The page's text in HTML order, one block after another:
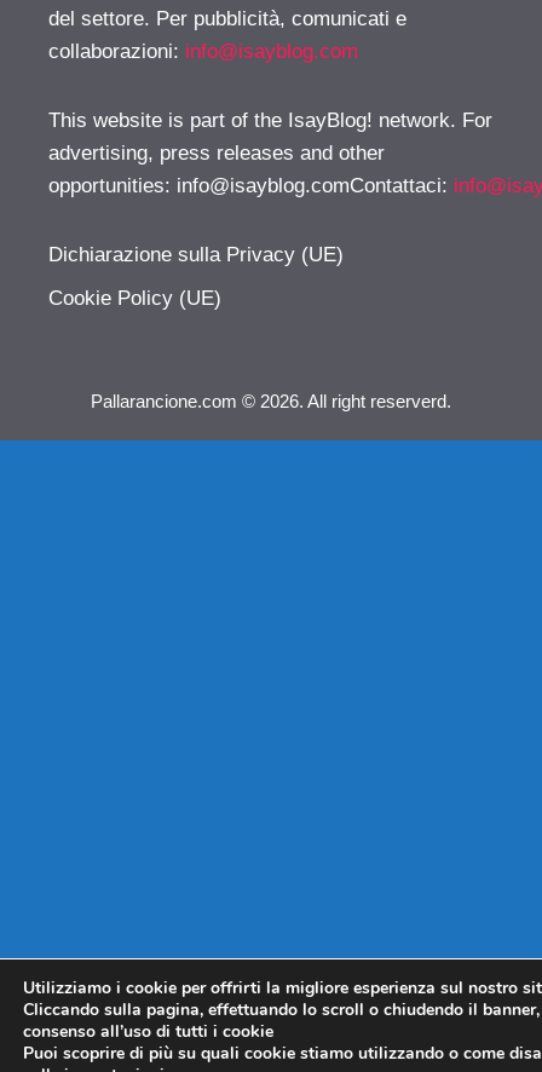
del settore. Per pubblicità, comunicati e
collaborazioni: info@isayblog.com
This website is part of the IsayBlog! network. For
advertising, press releases and other
opportunities: info@isayblog.comContattaci:
Dichiarazione sulla Privacy (UE)
Cookie Policy (UE)
Pallarancione.com © 2026. All right reserverd.
Utilizziamo i cookie per offrirti la migliore esperienza sul nostro
Cliccando sulla pagina, effettuando lo scroll o chiudendo il
consenso all’uso di tutti i cookie
Puoi scoprire di più su quali cookie stiamo utilizzando o come